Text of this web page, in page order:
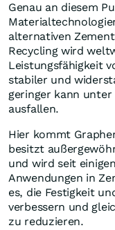
Genau an diesem
alternativen
Recycling wird
Leistungsfähigkeit
stabiler und
geringer kann
ausfallen.
Hier kommt
besitzt
und wird seit
Anwendungen in
es, die Festigkeit
verbessern und
zu reduzieren.